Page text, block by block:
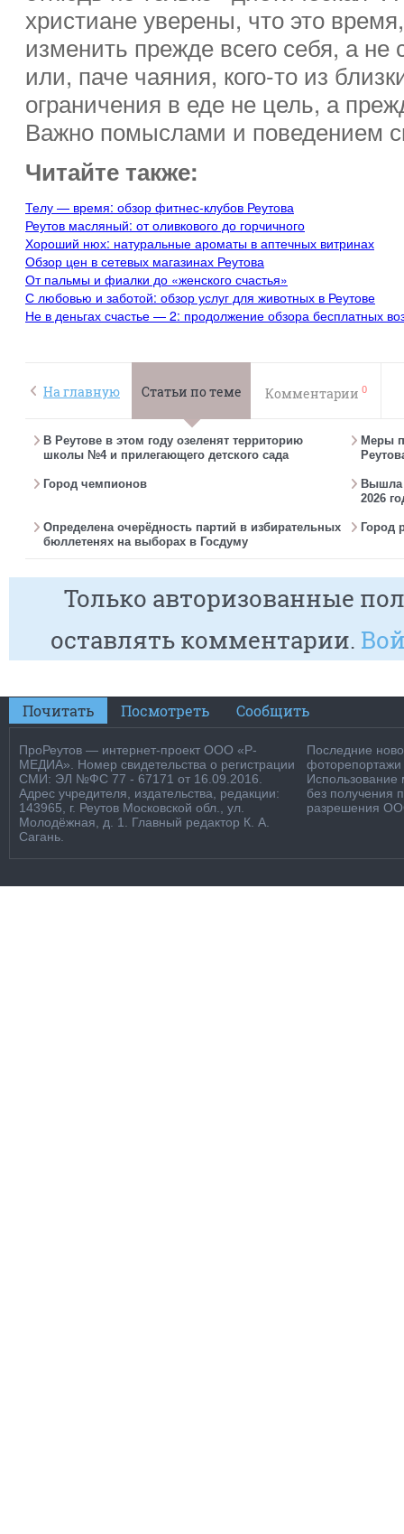
христиане уверены, что это
изменить прежде всего себя, а не
или, паче чаяния, кого-то из
ограничения в еде не цель, а
Важно помыслами и поведением
Читайте также:
Телу — время: обзор фитнес-клубов Реутова
Реутов масляный: от оливкового до горчичного
Хороший нюх: натуральные ароматы в аптечных витринах
Обзор цен в сетевых магазинах Реутова
От пальмы и фиалки до «женского счастья»
С любовью и заботой: обзор услуг для животных в Реутове
Не в деньгах счастье — 2: продолжение обзора бесплатных
На главную Статьи по теме Комментарии 0
В Реутове в этом году озеленят территорию
школы №4 и прилегающего детского сада
Меры
Город чемпионов
Вышла
2026
Определена очерёдность партий в избирательных
бюллетенях на выборах в Госдуму
Город
Только авторизованные
оставлять комментарии.
Почитать Посмотреть Сообщить
ПроРеутов — интернет-проект ООО «Р-
МЕДИА». Номер свидетельства о регистрации
СМИ: ЭЛ №ФС 77 - 67171 от 16.09.2016.
Адрес учредителя, издательства, редакции:
143965, г. Реутов Московской обл., ул.
Молодёжная, д. 1. Главный редактор К. А.
Сагань.
Последние
фоторепортажи
Использование
без получения
разрешения